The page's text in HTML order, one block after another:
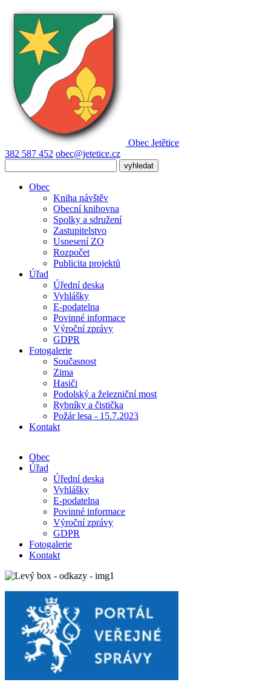
Obec Jetětice
382 587 452 obec@jetetice.cz
Obec
Kniha návštěv
Obecní knihovna
Spolky a sdružení
Zastupitelstvo
Usnesení ZO
Rozpočet
Publicita projektů
Úřad
Úřední deska
Vyhlášky
E-podatelna
Povinné informace
Výroční zprávy
GDPR
Fotogalerie
Současnost
Zima
Hasiči
Podolský a železniční most
Rybníky a čistička
Požár lesa - 15.7.2023
Kontakt
Obec
Úřad
Úřední deska
Vyhlášky
E-podatelna
Povinné informace
Výroční zprávy
GDPR
Fotogalerie
Kontakt